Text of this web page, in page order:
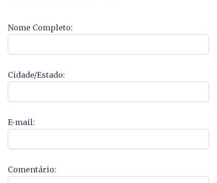
Nome Completo:
Cidade/Estado:
E-mail:
Comentário: